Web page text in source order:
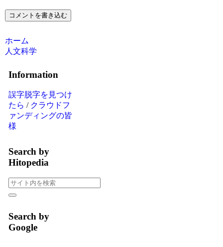
コメントを書き込む
ホーム
人文科学
Information
誤字脱字を見つけ
たら / クラウドフ
ァンディングの皆
様
Search by
Hitopedia
Search by
Google